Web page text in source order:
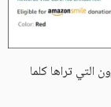
تراها كلما